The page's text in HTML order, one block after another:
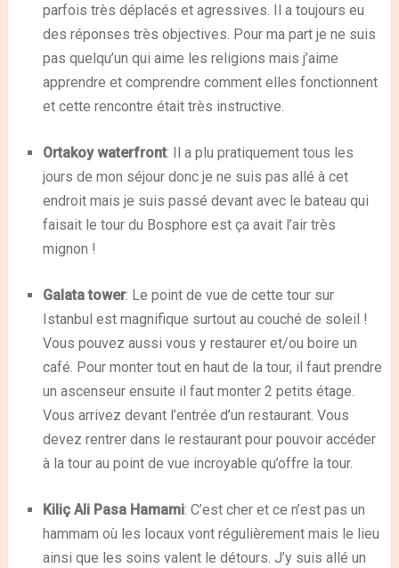
parfois très déplacés et agressives. Il a toujours eu
des réponses très objectives. Pour ma part je ne suis
pas quelqu’un qui aime les religions mais j’aime
apprendre et comprendre comment elles fonctionnent
et cette rencontre était très instructive.
Ortakoy waterfront: Il a plu pratiquement tous les
jours de mon séjour donc je ne suis pas allé à cet
endroit mais je suis passé devant avec le bateau qui
faisait le tour du Bosphore est ça avait l’air très
mignon !
Galata tower: Le point de vue de cette tour sur
Istanbul est magnifique surtout au couché de soleil !
Vous pouvez aussi vous y restaurer et/ou boire un
café. Pour monter tout en haut de la tour, il faut prendre
un ascenseur ensuite il faut monter 2 petits étage.
Vous arrivez devant l’entrée d’un restaurant. Vous
devez rentrer dans le restaurant pour pouvoir accéder
à la tour au point de vue incroyable qu’offre la tour.
Kiliç Ali Pasa Hamami: C’est cher et ce n’est pas un
hammam où les locaux vont régulièrement mais le lieu
ainsi que les soins valent le détours. J’y suis allé un